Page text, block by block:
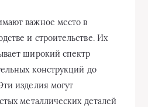
важное место в
и строительстве. Их
широкий спектр
конструкций до
изделия могут
металлических деталей